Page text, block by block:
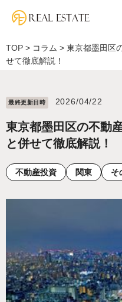
TOP > コラム > 東京都墨田区
せて徹底解説！
最終更新⽇時 2026/04/22
東京都墨田区の不動
と併せて徹底解説！
不動産投資 関東 そ